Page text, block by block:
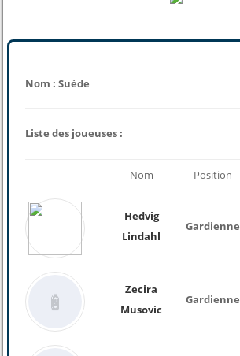
Nom : Suède
Liste des joueuses :
Nom Position
Hedvig
Lindahl
Gardienne
Zecira
Musovic
Gardienne